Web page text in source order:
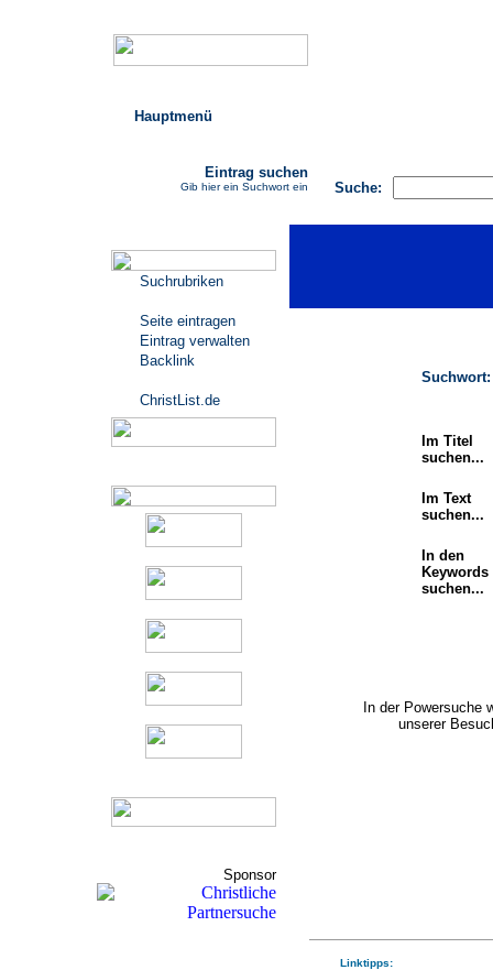
Hauptmenü
Suche:
Eintrag suchen
Gib hier ein Suchwort ein
Suchrubriken
Seite eintragen
Eintrag verwalten
Backlink
ChristList.de
Sponsor
Suchwort:
Im Titel
suchen...
Im Text
suchen...
In den
Keywords
suchen...
In der Powersuche
unserer
Linktipps: